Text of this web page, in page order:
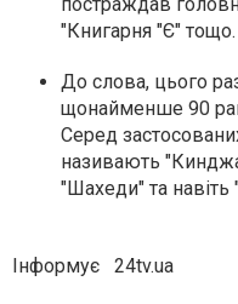
"Книгарня "Є" тощо.
До слова, цього
щонайменше 90
Серед
називають
"Шахеди" та
Інформує 24tv.ua